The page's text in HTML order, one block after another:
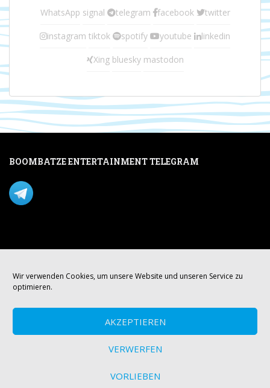
Wir verwenden Cookies, um unsere Website und unseren Service zu
optimieren.
AKZEPTIEREN
VERWERFEN
VORLIEBEN
WhatsApp signal telegram facebook twitter
instagram tiktok spotify youtube linkedin
Xing bluesky mastodon
BOOMBATZE ENTERTAINMENT TELEGRAM